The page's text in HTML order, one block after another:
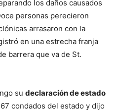
los daños causados
personas perecieron
arrasaron con la
en una estrecha franja
barrera que va de St.
su declaración de estado
condados del estado y dijo